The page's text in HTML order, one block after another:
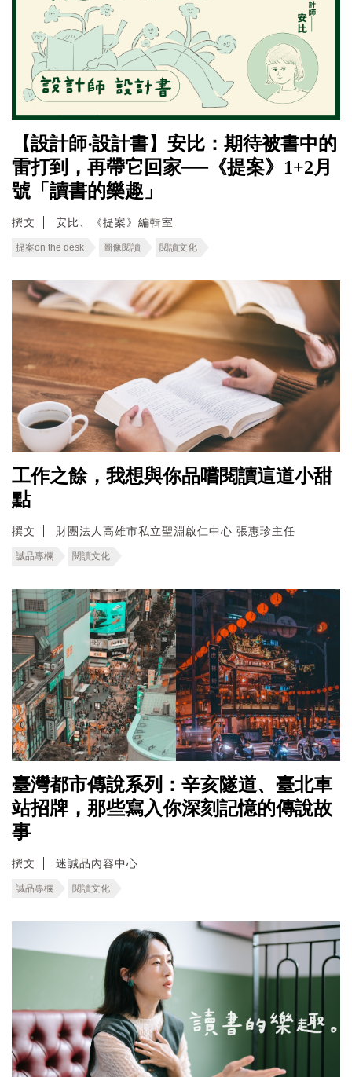
【設計師‧設計書】安比：期待被書中的
雷打到，再帶它回家──《提案》1+2月
號「讀書的樂趣」
撰文 安比、《提案》編輯室
提案on the desk 圖像閱讀 閱讀文化
工作之餘，我想與你品嚐閱讀這道小甜
點
撰文 財團法人高雄市私立聖淵啟仁中心 張惠珍主任
誠品專欄 閱讀文化
臺灣都市傳說系列：辛亥隧道、臺北車
站招牌，那些寫入你深刻記憶的傳說故
事
撰文 迷誠品內容中心
誠品專欄 閱讀文化